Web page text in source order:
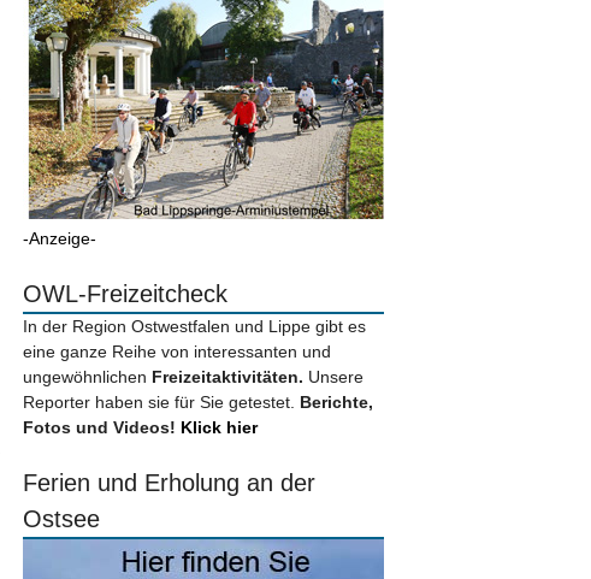
-Anzeige-
OWL-Freizeitcheck
In der Region Ostwestfalen und Lippe gibt es
eine ganze Reihe von interessanten und
ungewöhnlichen Freizeitaktivitäten. Unsere
Reporter haben sie für Sie getestet. Berichte,
Fotos und Videos! Klick hier
Ferien und Erholung an der
Ostsee